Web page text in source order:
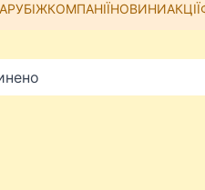
КОМПАНІЇНОВИНИАКЦІЇ